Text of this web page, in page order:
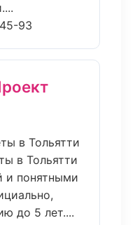
93
в Тольятти
в Тольятти
и понятными
до 5 лет....